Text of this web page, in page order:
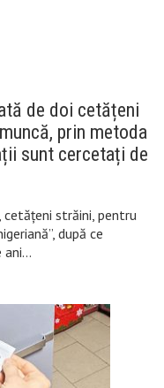
de doi cetățeni
prin metoda
sunt cercetați de
străini, pentru
după ce
ani…